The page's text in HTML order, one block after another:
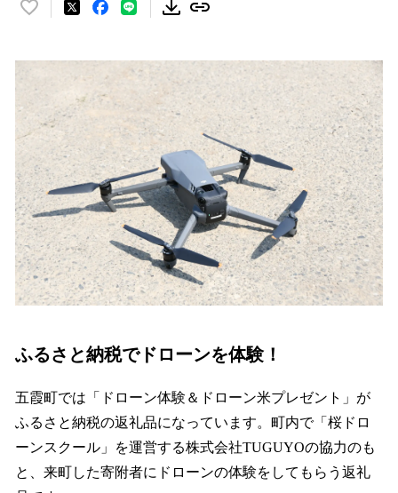
い
！
数
読
込
み
中
で
す
ふるさと納税でドローンを体験！
五霞町では「ドローン体験＆ドローン米プレゼント」が
ふるさと納税の返礼品になっています。町内で「桜ドロ
ーンスクール」を運営する株式会社TUGUYOの協力のも
と、来町した寄附者にドローンの体験をしてもらう返礼